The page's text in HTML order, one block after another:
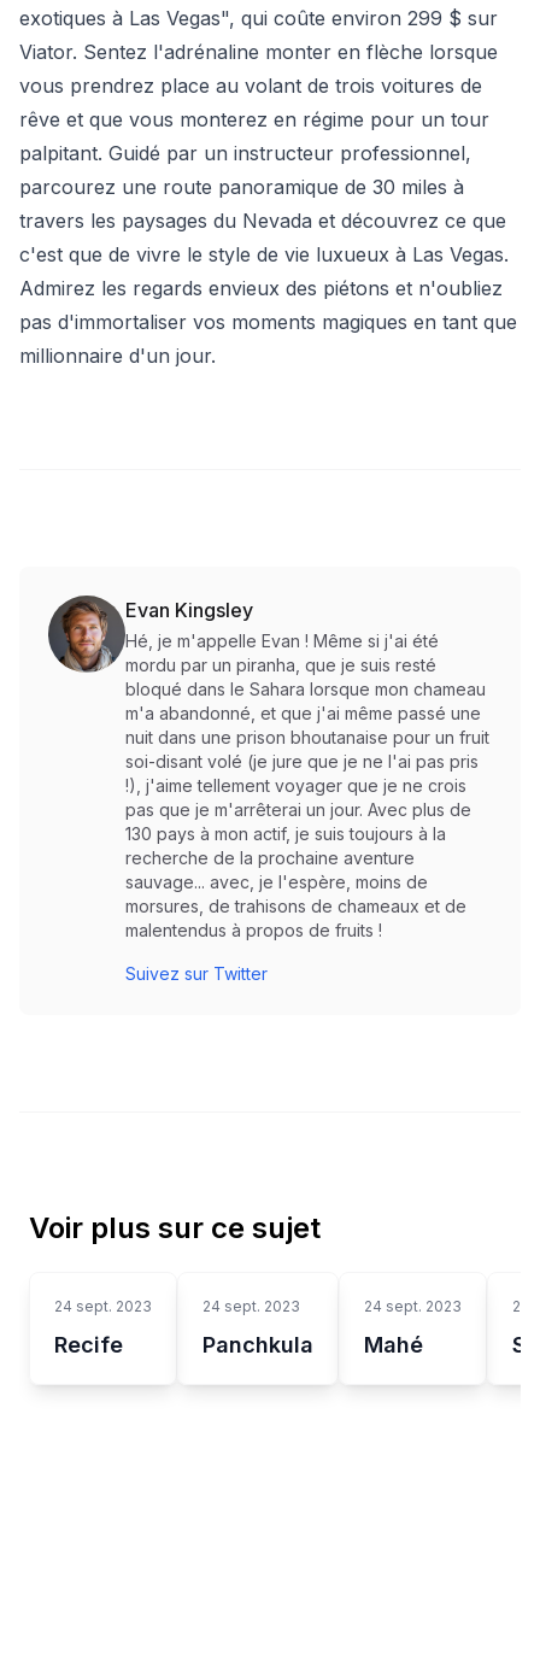
exotiques à Las Vegas", qui coûte environ 299 $ sur
Viator. Sentez l'adrénaline monter en flèche lorsque
vous prendrez place au volant de trois voitures de
rêve et que vous monterez en régime pour un tour
palpitant. Guidé par un instructeur professionnel,
parcourez une route panoramique de 30 miles à
travers les paysages du Nevada et découvrez ce que
c'est que de vivre le style de vie luxueux à Las Vegas.
Admirez les regards envieux des piétons et n'oubliez
pas d'immortaliser vos moments magiques en tant que
millionnaire d'un jour.
Evan Kingsley
Hé, je m'appelle Evan ! Même si j'ai été
mordu par un piranha, que je suis resté
bloqué dans le Sahara lorsque mon chameau
m'a abandonné, et que j'ai même passé une
nuit dans une prison bhoutanaise pour un fruit
soi-disant volé (je jure que je ne l'ai pas pris
!), j'aime tellement voyager que je ne crois
pas que je m'arrêterai un jour. Avec plus de
130 pays à mon actif, je suis toujours à la
recherche de la prochaine aventure
sauvage... avec, je l'espère, moins de
morsures, de trahisons de chameaux et de
malentendus à propos de fruits !
Suivez sur Twitter
Voir plus sur ce sujet
24 sept. 2023
Recife
24 sept. 2023
Panchkula
24 sept. 2023
Mahé
24